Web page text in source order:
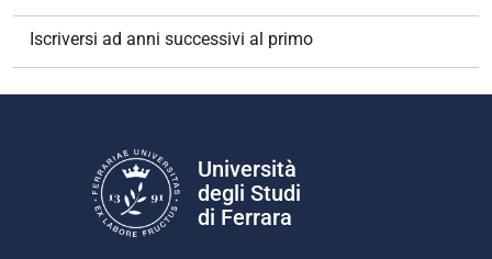
Iscriversi ad anni successivi al primo
Università
degli Studi
di Ferrara